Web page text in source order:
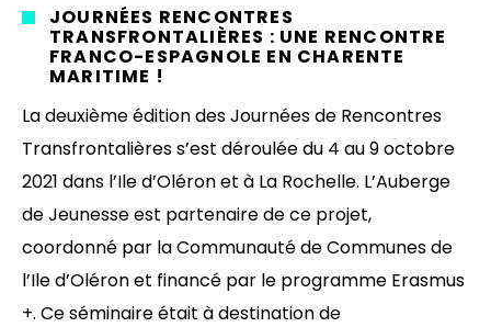
JOURNÉES RENCONTRES
TRANSFRONTALIÈRES : UNE RENCONTRE
FRANCO-ESPAGNOLE EN CHARENTE
MARITIME !
La deuxième édition des Journées de Rencontres
Transfrontalières s’est déroulée du 4 au 9 octobre
2021 dans l’Ile d’Oléron et à La Rochelle. L’Auberge
de Jeunesse est partenaire de ce projet,
coordonné par la Communauté de Communes de
l’Ile d’Oléron et financé par le programme Erasmus
+. Ce séminaire était à destination de